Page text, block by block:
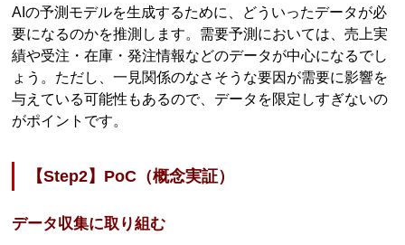
AIの予測モデルを生成するために、どういったデータが必
要になるのかを推測します。需要予測においては、売上実
績や受注・在庫・発注情報などのデータが中心になるでし
ょう。ただし、一見関係のなさそうな要因が需要に影響を
与えている可能性もあるので、データを限定しすぎないの
がポイントです。
【Step2】PoC（概念実証）
データ収集に取り組む